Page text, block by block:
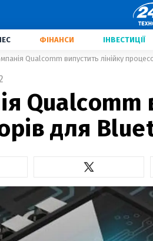
ФІНАНСИ ІНВЕСТИЦІЇ
Qualcomm випустить лінійку
Qualcomm
для